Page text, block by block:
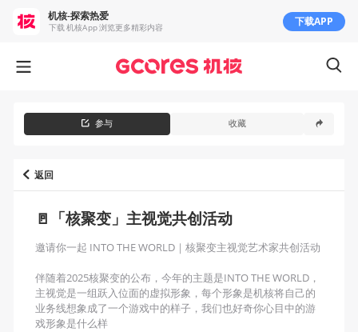
返回
🚪「核聚变」主视觉共创活动
邀请你一起 INTO THE WORLD｜核聚变主视觉艺术家共创活动
伴随着2025核聚变的公布，今年的主题是INTO THE WORLD，
主视觉是一组跃入位面的虚拟形象，每个形象是机核将自己的
业务线想象成了一个游戏中的样子，我们也好奇你心目中的游
戏形象是什么样
参与 收藏
机核-探索热爱
下载 机核App 浏览更多精彩内容 下载APP